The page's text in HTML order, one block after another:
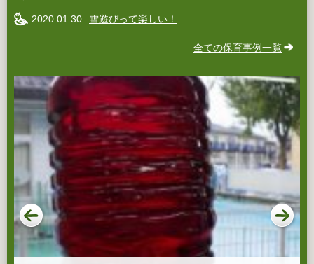
2020.01.30 雪遊びって楽しい！
全ての保育事例一覧